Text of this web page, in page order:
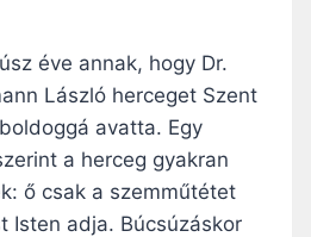
éve annak, hogy Dr.
László herceget Szent
avatta. Egy
a herceg gyakran
ő csak a szemműtétet
Isten adja. Búcsúzáskor